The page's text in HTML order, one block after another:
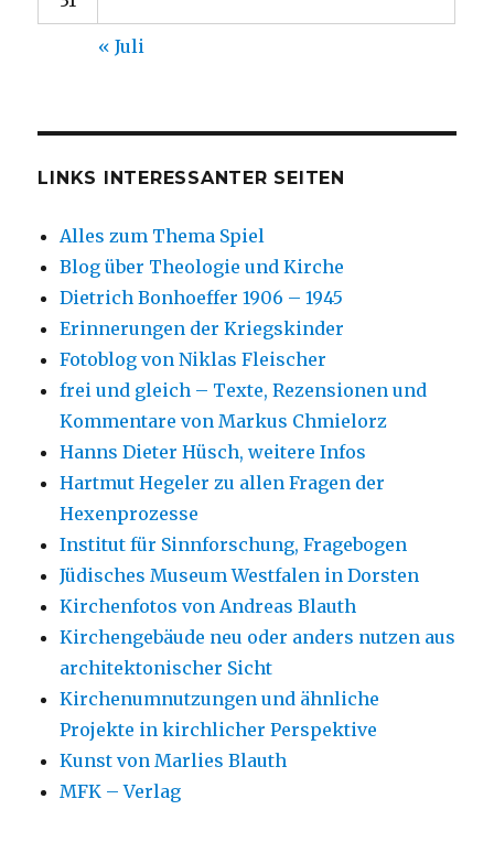
« Juli
LINKS INTERESSANTER SEITEN
Alles zum Thema Spiel
Blog über Theologie und Kirche
Dietrich Bonhoeffer 1906 – 1945
Erinnerungen der Kriegskinder
Fotoblog von Niklas Fleischer
frei und gleich – Texte, Rezensionen und
Kommentare von Markus Chmielorz
Hanns Dieter Hüsch, weitere Infos
Hartmut Hegeler zu allen Fragen der
Hexenprozesse
Institut für Sinnforschung, Fragebogen
Jüdisches Museum Westfalen in Dorsten
Kirchenfotos von Andreas Blauth
Kirchengebäude neu oder anders nutzen aus
architektonischer Sicht
Kirchenumnutzungen und ähnliche
Projekte in kirchlicher Perspektive
Kunst von Marlies Blauth
MFK – Verlag